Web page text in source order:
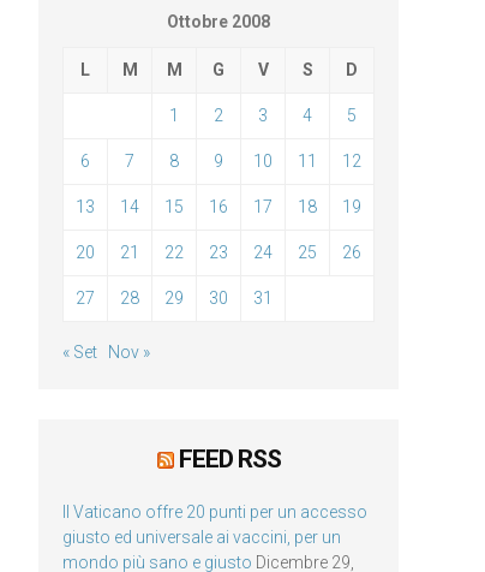
Ottobre 2008
L M M G V S D
1 2 3 4 5
6 7 8 9 10 11 12
13 14 15 16 17 18 19
20 21 22 23 24 25 26
27 28 29 30 31
« Set Nov »
FEED RSS
Il Vaticano offre 20 punti per un accesso
giusto ed universale ai vaccini, per un
mondo più sano e giusto Dicembre 29,